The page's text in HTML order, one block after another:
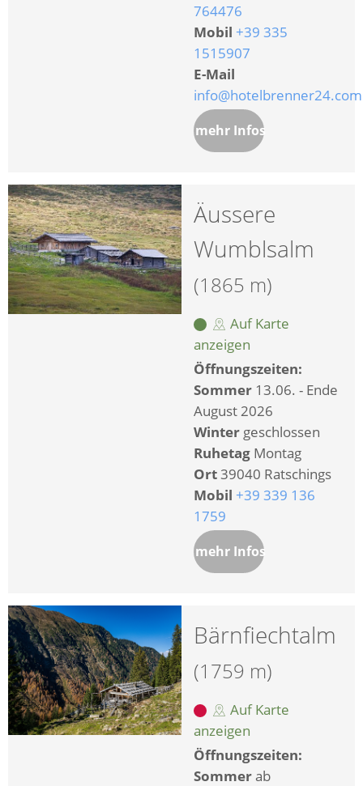
764476
Mobil +39 335
1515907
E-Mail
info@hotelbrenner24.com
mehr Infos
Äussere
Wumblsalm
(1865 m)
Auf Karte
anzeigen
Öffnungszeiten:
Sommer 13.06. - Ende
August 2026
Winter geschlossen
Ruhetag Montag
Ort39040 Ratschings
Mobil +39 339 136
1759
mehr Infos
Bärnfiechtalm
(1759 m)
Auf Karte
anzeigen
Öffnungszeiten:
Sommerab